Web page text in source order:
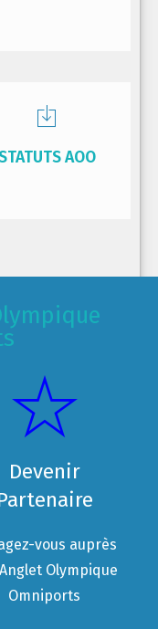
AOO
Devenir
vous auprès
Olympique
Omniports